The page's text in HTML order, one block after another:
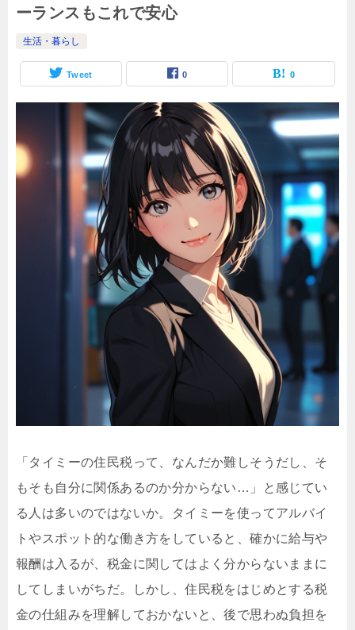
ーランスもこれで安心
生活・暮らし
Tweet 0 0
「タイミーの住民税って、なんだか難しそうだし、そ
もそも自分に関係あるのか分からない…」と感じてい
る人は多いのではないか。タイミーを使ってアルバイ
トやスポット的な働き方をしていると、確かに給与や
報酬は入るが、税金に関してはよく分からないままに
してしまいがちだ。しかし、住民税をはじめとする税
金の仕組みを理解しておかないと、後で思わぬ負担を